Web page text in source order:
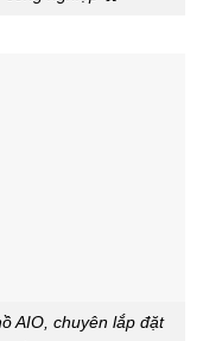
AIO, chuyên lắp đặt